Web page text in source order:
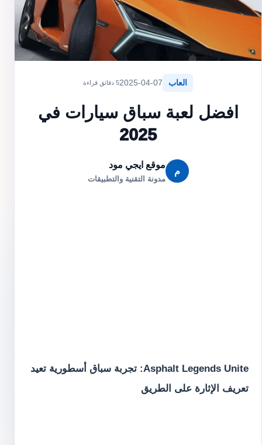
العاب 2025-04-075 دقائق قراءة
افضل لعبة سباق سيارات في
2025
م
موقع ايجي مود
مدونة التقنية والتطبيقات
Asphalt Legends Unite: تجربة سباق أسطورية تعيد
تعريف الإثارة على الطريق